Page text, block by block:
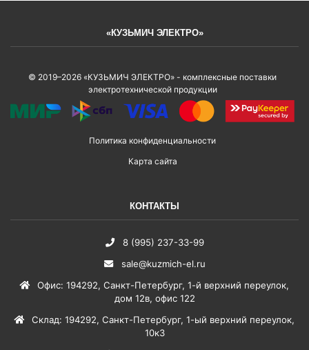
«КУЗЬМИЧ ЭЛЕКТРО»
© 2019–2026 «КУЗЬМИЧ ЭЛЕКТРО» - комплексные поставки
электротехнической продукции
Политика конфиденциальности
Карта сайта
КОНТАКТЫ
8 (995) 237-33-99
sale@kuzmich-el.ru
Офис: 194292, Санкт-Петербург, 1-й верхний переулок,
дом 12в, офис 122
Склад: 194292, Санкт-Петербург, 1-ый верхний переулок,
10к3